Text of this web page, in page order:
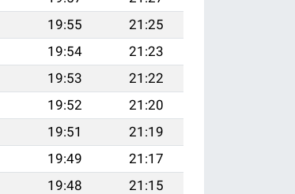
19:55
21:25
19:54
21:23
19:53
21:22
19:52
21:20
19:51
21:19
19:49
21:17
19:48
21:15